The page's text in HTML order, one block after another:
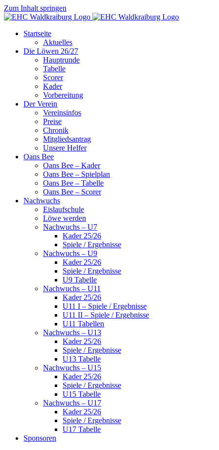
Zum Inhalt springen
Startseite
Aktuelles
Die Löwen 26/27
Hauptrunde
Tabelle
Scorer
Kader
Vorbereitung
Der Verein
Vereinsinfos
Preise
Chronik
Mitgliedsantrag
Unsere Helfer
Oans Bee
Oans Bee – Kader
Oans Bee – Spielplan
Oans Bee – Tabelle
Oans Bee – Scorer
Nachwuchs
Eislaufschule
Löwe werden
Nachwuchs – U7
Kader 25/26
Spiele / Ergebnisse
Nachwuchs – U9
Kader 25/26
Spiele / Ergebnisse
U9 Tabelle
Nachwuchs – U11
Kader 25/26
U11 I – Spiele / Ergebnisse
U11 II – Spiele / Ergebnisse
U11 Tabellen
Nachwuchs – U13
Kader 25/26
Spiele / Ergebnisse
U13 Tabelle
Nachwuchs – U15
Kader 25/26
Spiele / Ergebnisse
U15 Tabelle
Nachwuchs – U17
Kader 25/26
Spiele / Ergebnisse
U17 Tabelle
Sponsoren